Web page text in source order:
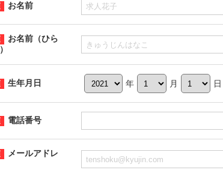
お名前
お名前（ひら
生年月日 年 月 日
電話番号
メールアドレ